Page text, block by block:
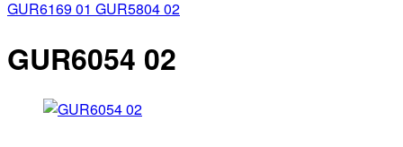
GUR6169 01 GUR5804 02
GUR6054 02